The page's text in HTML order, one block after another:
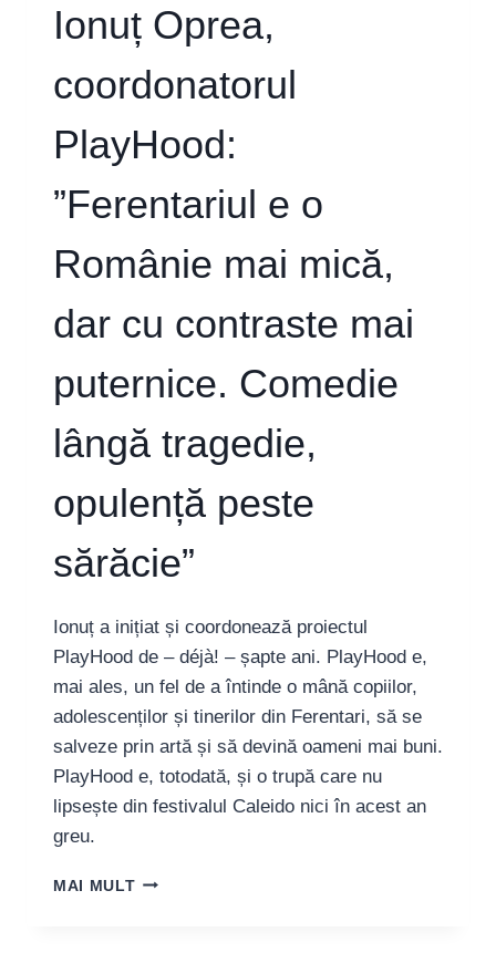
ÎȘI
VA
ÎNDREAPTA
PRIVIREA
CĂTRE
INDEPENDENȚI”
Ionuț Oprea,
coordonatorul
PlayHood:
”Ferentariul e o
Românie mai mică,
dar cu contraste mai
puternice. Comedie
lângă tragedie,
opulență peste
sărăcie”
Ionuț a inițiat și coordonează proiectul
PlayHood de – déjà! – șapte ani. PlayHood e,
mai ales, un fel de a întinde o mână copiilor,
adolescenților și tinerilor din Ferentari, să se
salveze prin artă și să devină oameni mai buni.
PlayHood e, totodată, și o trupă care nu
lipsește din festivalul Caleido nici în acest an
greu.
MAI MULTIONUȚ